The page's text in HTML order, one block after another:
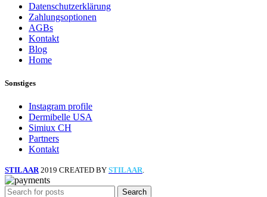
Datenschutzerklärung
Zahlungsoptionen
AGBs
Kontakt
Blog
Home
Sonstiges
Instagram profile
Dermibelle USA
Simiux CH
Partners
Kontakt
STILAAR 2019 CREATED BY STILAAR.
Search